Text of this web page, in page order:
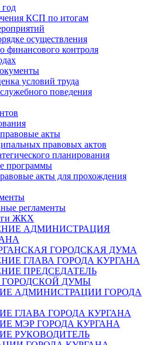
КСП по итогам
осуществления
финансового контроля
условий труда
поведения
акты
правовых актов
планирования
программы
акты для прохождения
регламенты
ЖКХ
АДМИНИСТРАЦИЯ
ГОРОДСКАЯ ДУМА
ГЛАВА ГОРОДА КУРГАНА
ПРЕДСЕДАТЕЛЬ
ГОРОДСКОЙ ДУМЫ
АДМИНИСТРАЦИИ ГОРОДА
ГЛАВА ГОРОДА КУРГАНА
МЭР ГОРОДА КУРГАНА
РУКОВОДИТЕЛЬ